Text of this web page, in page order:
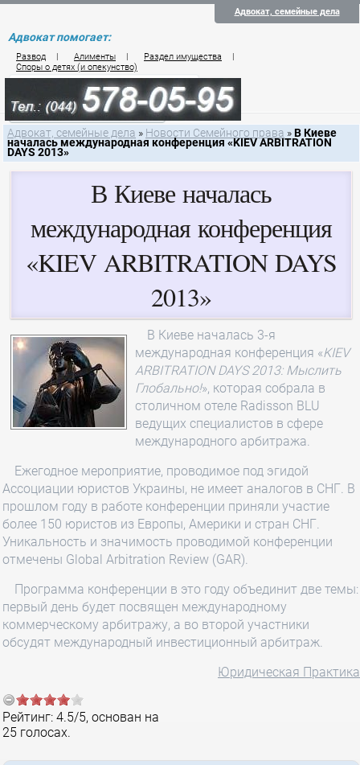
Адвокат, семейные дела
Адвокат помогает:
Развод | Алименты | Раздел имущества
|
Споры о детях (и опекунство)
Цены на услуги по семейному праву
Контакты семейного юриста
Адвокат, семейные дела » Новости Семейного права »В Киеве
началась международная конференция «KIEV ARBITRATION
DAYS 2013»
В Киеве началась
международная конференция
«KIEV ARBITRATION DAYS
2013»
В Киеве началась 3-я
международная конференция «KIEV
ARBITRATION DAYS 2013: Мыслить
Глобально!», которая собрала в
столичном отеле Radisson BLU
ведущих специалистов в сфере
международного арбитража.
Ежегодное мероприятие, проводимое под эгидой
Ассоциации юристов Украины, не имеет аналогов в СНГ. В
прошлом году в работе конференции приняли участие
более 150 юристов из Европы, Америки и стран СНГ.
Уникальность и значимость проводимой конференции
отмечены Global Arbitration Review (GAR).
Программа конференции в это году объединит две темы:
первый день будет посвящен международному
коммерческому арбитражу, а во второй участники
обсудят международный инвестиционный арбитраж.
Юридическая Практика
Рейтинг: 4.5/5, основан на
25 голосах.